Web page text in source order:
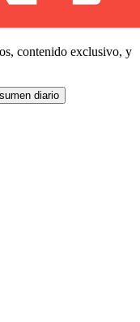
contenido exclusivo, y
diario